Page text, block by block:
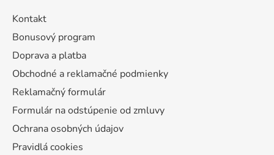
Kontakt
Bonusový program
Doprava a platba
Obchodné a reklamačné podmienky
Reklamačný formulár
Formulár na odstúpenie od zmluvy
Ochrana osobných údajov
Pravidlá cookies